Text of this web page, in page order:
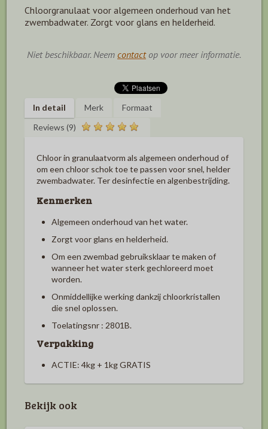
Chloorgranulaat voor algemeen onderhoud van het
zwembadwater. Zorgt voor glans en helderheid.
Niet beschikbaar. Neem contactop voor meer informatie.
In detail Merk
Formaat
Reviews (9)
Chloor in granulaatvorm als algemeen onderhoud of
om een chloor schok toe te passen voor snel, helder
zwembadwater. Ter desinfectie en algenbestrijding.
Kenmerken
Algemeen onderhoud van het water.
Zorgt voor glans en helderheid.
Om een zwembad gebruiksklaar te maken of
wanneer het water sterk gechloreerd moet
worden.
Onmiddellijke werking dankzij chloorkristallen
die snel oplossen.
Toelatingsnr : 2801B.
Verpakking
ACTIE: 4kg + 1kg GRATIS
Bekijk ook